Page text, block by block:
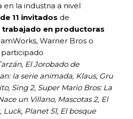
la industria a nivel
11 invitados de
trabajado en productoras
Warner Bros o
El Jorobado de
la serie animada, Klaus, Gru
Sing 2, Super Mario Bros: La
un Villano, Mascotas 2, El
Luck, Planet 51, El bosque